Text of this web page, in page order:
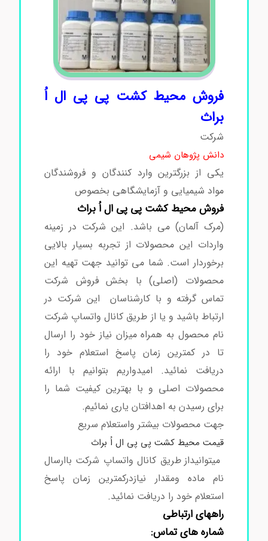
فروش محیط کشت پی پی ال اُ
براث
شرکت
دانش پژوهان شیمی
یکی از بزرگترین وارد کنندگان و فروشندگان
مواد شیمیایی و آزمایشگاهی بخصوص
فروش محیط کشت پی پی ال اُ براث
(مرک آلمان) می باشد. این شرکت در زمینه
واردات این محصولات از تجربه بسیار بالایی
برخوردار است. شما می توانید جهت تهیه این
محصولات (اصلی) با بخش فروش شرکت
تماس گرفته و با کارشناسان این شرکت در
ارتباط باشید و یا از طریق کانال واتساپ شرکت
نام محصول به همراه میزان نیاز خود را ارسال
تا در کمترین زمان پاسخ استعلام خود را
دریافت نمائید. امیدواریم بتوانیم با ارائه
محصولات اصلی و با بهترین کیفیت شما را
برای رسیدن به اهدافتان یاری نمائیم.
جهت محصولات بیشتر واستعلام سریع
قیمت محیط کشت پی پی ال اُ براث
میتوانیداز طریق کانال واتساپ شرکت باارسال
نام ماده ومقدار نیازدرکمترین زمان پاسخ
استعلام خود را دریافت نمائید.
راههای ارتباطی
شماره های تماس: